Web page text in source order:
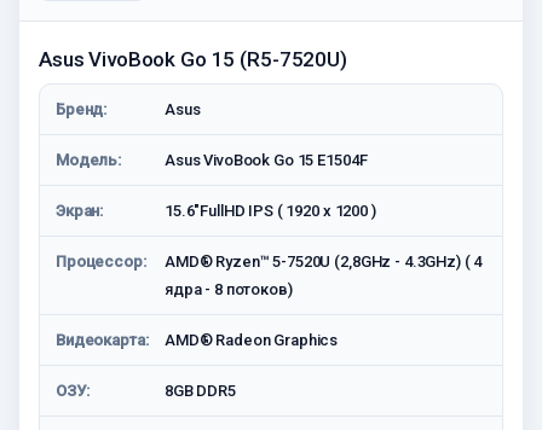
Asus VivoBook Go 15 (R5-7520U)
Бренд: Asus
Модель: Asus VivoBook Go 15 E1504F
Экран: 15.6"FullHD IPS ( 1920 x 1200 )
Процессор:
AMD® Ryzen™ 5-7520U (2,8GHz - 4.3GHz) ( 4
ядра - 8 потоков)
Видеокарта: AMD® Radeon Graphics
ОЗУ: 8GB DDR5